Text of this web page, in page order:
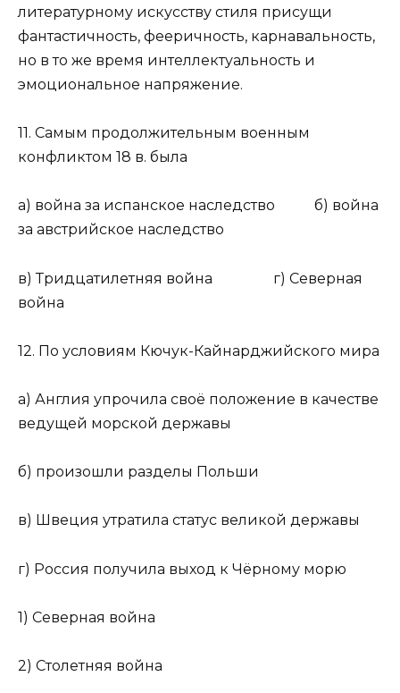
литературному искусству стиля присущи
фантастичность, фееричность, карнавальность,
но в то же время интеллектуальность и
эмоциональное напряжение.
11. Самым продолжительным военным
конфликтом 18 в. была
а) война за испанское наследство б) война
за австрийское наследство
в) Тридцатилетняя война г) Северная
война
12. По условиям Кючук-Кайнарджийского мира
а) Англия упрочила своё положение в качестве
ведущей морской державы
б) произошли разделы Польши
в) Швеция утратила статус великой державы
г) Россия получила выход к Чёрному морю
1) Северная война
2) Столетняя война